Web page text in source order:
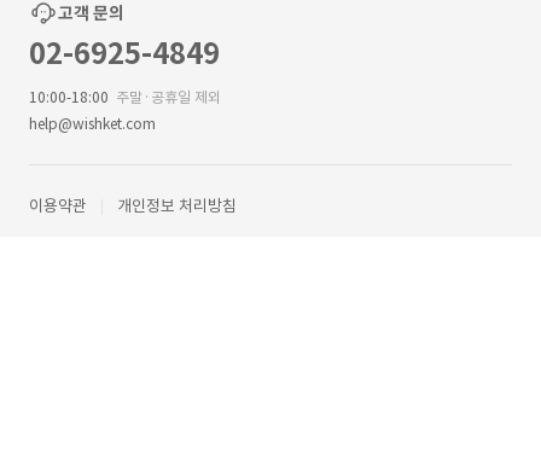
고객 문의
02-6925-4849
10:00-18:00 주말·공휴일 제외
help@wishket.com
이용약관 개인정보 처리방침